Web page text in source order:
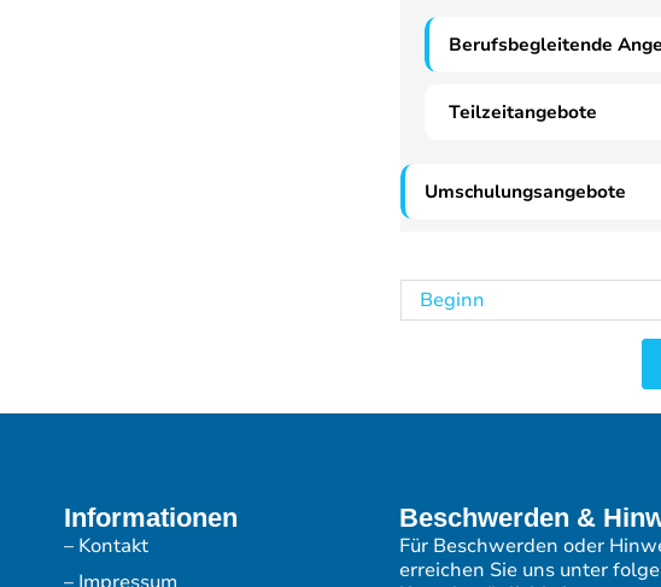
Berufsbegleitende
Teilzeitangebote
Umschulungsangebote
Beginn
Informationen
– Kontakt
Beschwerden &
Für Beschwerden oder
erreichen Sie uns unter